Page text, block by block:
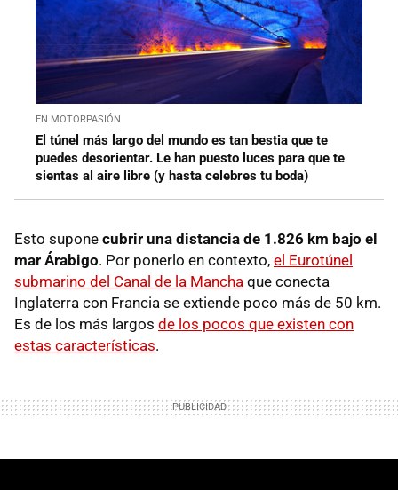
EN MOTORPASIÓN
El túnel más largo del mundo es tan bestia que te
puedes desorientar. Le han puesto luces para que te
sientas al aire libre (y hasta celebres tu boda)
Esto supone cubrir una distancia de 1.826 km bajo el
mar Árabigo. Por ponerlo en contexto, el Eurotúnel
submarino del Canal de la Mancha que conecta
Inglaterra con Francia se extiende poco más de 50 km.
Es de los más largos de los pocos que existen con
estas características.